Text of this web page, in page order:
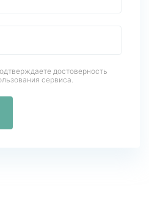
достоверность
сервиса.